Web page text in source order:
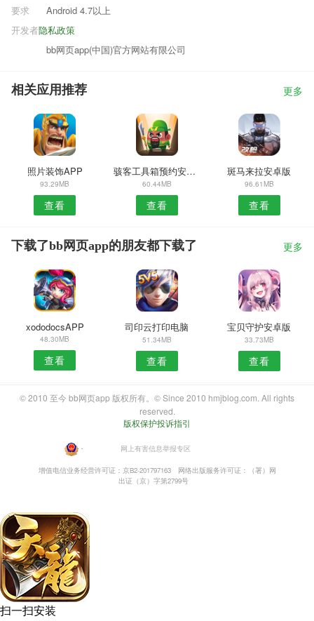
要求
Android 4.7以上
隐私政策
开发者
bb网页app(中国)官方网站有限公司
相关应用推荐 更多
照片装饰APP
93.29MB
查看
骇客工具箱预约安卓版
60.44MB
查看
斑马来拉安卓版
96.61MB
查看
下载了bb网页app的朋友都下载了 更多
xododocsAPP
48.30MB
查看
司印云打印电脑
51.34MB
查看
宝贝守护安卓版
33.73MB
查看
© 2010 至今 bb网页app 版权所有。© Since 2010 hmjblog.com. All rights
reserved.
版权保护投诉指引
・ 网上有害信息举报专区
增值电信业务经营许可证：京B2-201797163
网络出版服务许可证：（署）网
出证（京）字第2799号
扫一扫安装